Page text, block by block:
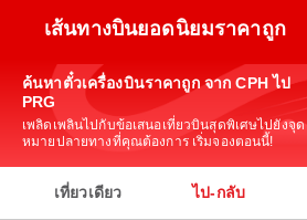
เส้นทางบินยอดนิยมราคาถูก
ค้นหาตั๋วเครื่องบินราคาถูก จาก CPH ไป
PRG
เพลิดเพลินไปกับข้อเสนอเที่ยวบินสุดพิเศษไปยังจุด
หมายปลายทางที่คุณต้องการ เริ่มจองตอนนี้!
เที่ยวเดียว ไป-กลับ